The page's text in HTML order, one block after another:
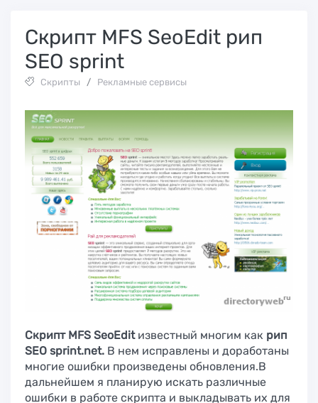
Скрипт MFS SeoEdit рип
SEO sprint
Скрипты / Рекламные сервисы
Скрипт MFS SeoEdit известный многим как рип
SEO sprint.net. В нем исправлены и доработаны
многие ошибки произведены обновления.В
дальнейшем я планирую искать различные
ошибки в работе скрипта и выкладывать их для